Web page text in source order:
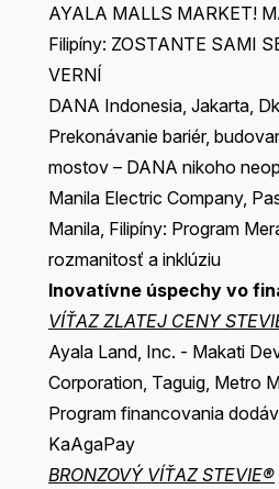
AYALA MALLS MARKET!
Filipíny: ZOSTANTE SAMI
VERNÍ
DANA Indonesia, Jakarta,
Prekonávanie bariér,
mostov – DANA nikoho
Manila Electric Company,
Manila, Filipíny: Program
rozmanitosť a inklúziu
Inovatívne úspechy vo
VÍŤAZ ZLATEJ CENY
Ayala Land, Inc. - Makati
Corporation, Taguig, Metro
Program financovania
KaAgaPay
BRONZOVÝ VÍŤAZ STEVIE®